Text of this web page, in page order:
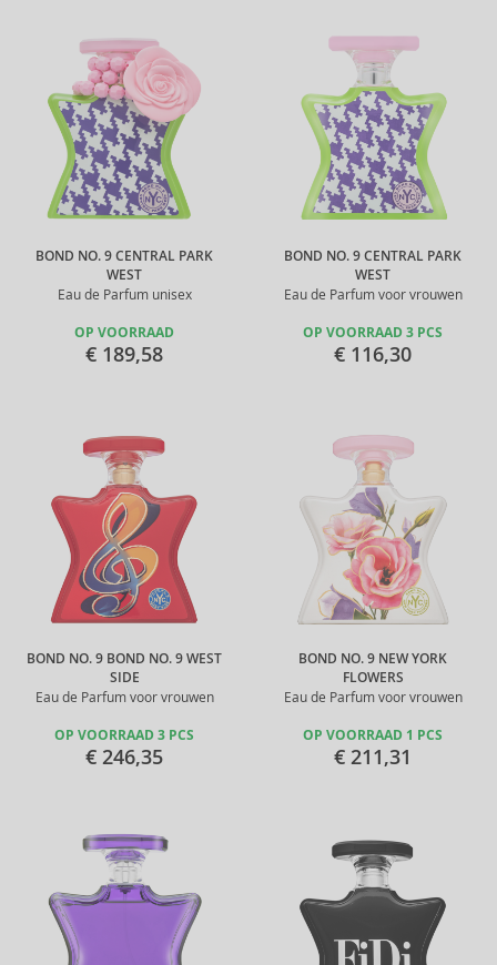
BOND NO. 9 CENTRAL PARK
WEST
Eau de Parfum unisex
OP VOORRAAD
€ 189,58
BOND NO. 9 CENTRAL PARK
WEST
Eau de Parfum voor vrouwen
OP VOORRAAD 3 PCS
€ 116,30
BOND NO. 9 BOND NO. 9 WEST
SIDE
Eau de Parfum voor vrouwen
OP VOORRAAD 3 PCS
€ 246,35
BOND NO. 9 NEW YORK
FLOWERS
Eau de Parfum voor vrouwen
OP VOORRAAD 1 PCS
€ 211,31